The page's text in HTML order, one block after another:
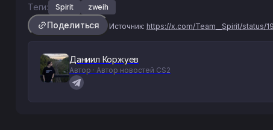
Теги: Spirit zweih
Поделиться Источник: https://x.com/Team__Spirit/status/
Даниил Коржуев
Автор · Автор новостей CS2